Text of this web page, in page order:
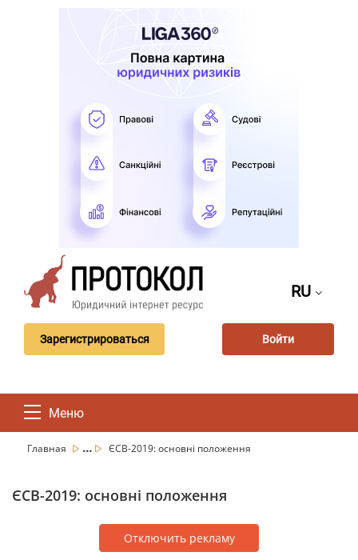
RU
Зарегистрироваться Войти
Меню
Главная ... ЄСВ-2019: основні положення
ЄСВ-2019: основні положення
Отключить рекламу